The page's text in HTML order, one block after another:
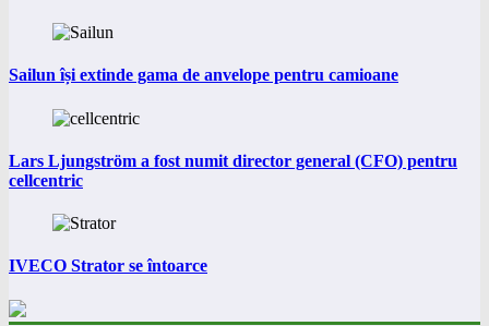
Sailun își extinde gama de anvelope pentru camioane
Lars Ljungström a fost numit director general (CFO) pentru
cellcentric
IVECO Strator se întoarce